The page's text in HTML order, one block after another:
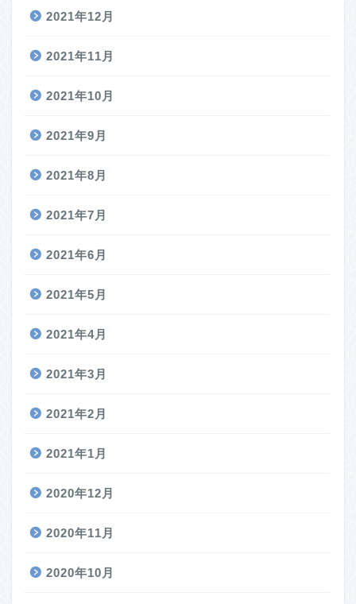
2021年12月
2021年11月
2021年10月
2021年9月
2021年8月
2021年7月
2021年6月
2021年5月
2021年4月
2021年3月
2021年2月
2021年1月
2020年12月
2020年11月
2020年10月